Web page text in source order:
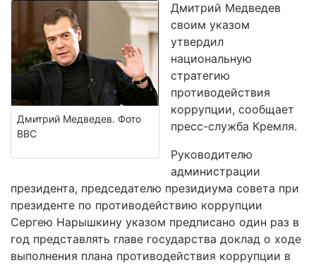
Дмитрий Медведев. Фото
BBC
Дмитрий Медведев
своим указом
утвердил
национальную
стратегию
противодействия
коррупции, сообщает
пресс-служба Кремля.
Руководителю
администрации
президента, председателю президиума совета при
президенте по противодействию коррупции
Сергею Нарышкину указом предписано один раз в
год представлять главе государства доклад о ходе
выполнения плана противодействия коррупции в